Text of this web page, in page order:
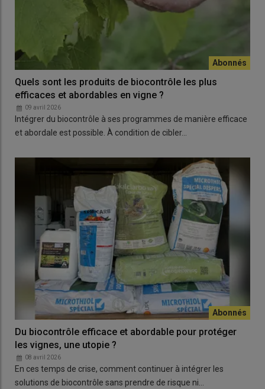
Quels sont les produits de biocontrôle les plus
efficaces et abordables en vigne ?
09 avril 2026
Intégrer du biocontrôle à ses programmes de manière efficace
et abordale est possible. À condition de cibler…
Du biocontrôle efficace et abordable pour protéger
les vignes, une utopie ?
08 avril 2026
En ces temps de crise, comment continuer à intégrer les
solutions de biocontrôle sans prendre de risque ni…